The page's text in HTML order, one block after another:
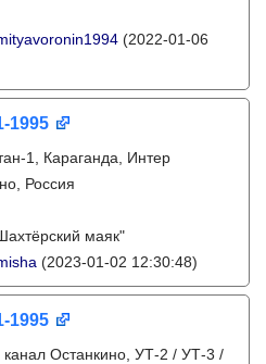
(2022-01-06
1995
1, Караганда, Интер
Россия
маяк"
(2023-01-02 12:30:48)
1995
Останкино, УТ-2 / УТ-3 /